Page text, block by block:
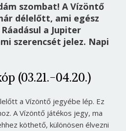
szombat! A Vízöntő
délelőtt, ami egész
a Jupiter
szerencsét jelez. Napi
(03.21.-04.20.)
a Vízöntő jegyébe lép. Ez
A Vízöntő játékos jegy, ma
köthető, különösen élvezni